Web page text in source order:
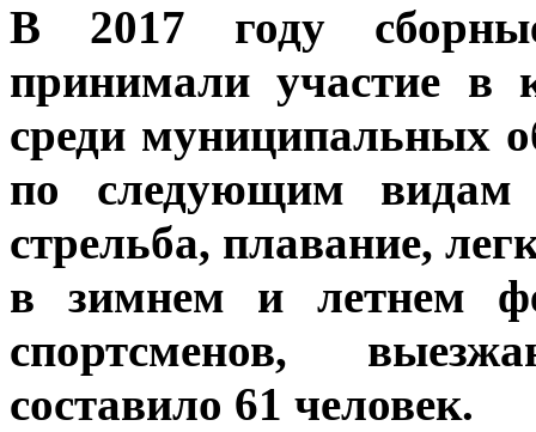
В 2017 году
принимали участие в
среди муниципальных
по следующим видам
стрельба, плавание,
в зимнем и летнем
спортсменов,
составило 61 человек.